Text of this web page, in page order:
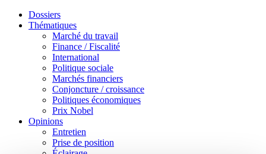
Dossiers
Thématiques
Marché du travail
Finance / Fiscalité
International
Politique sociale
Marchés financiers
Conjoncture / croissance
Politiques économiques
Prix Nobel
Opinions
Entretien
Prise de position